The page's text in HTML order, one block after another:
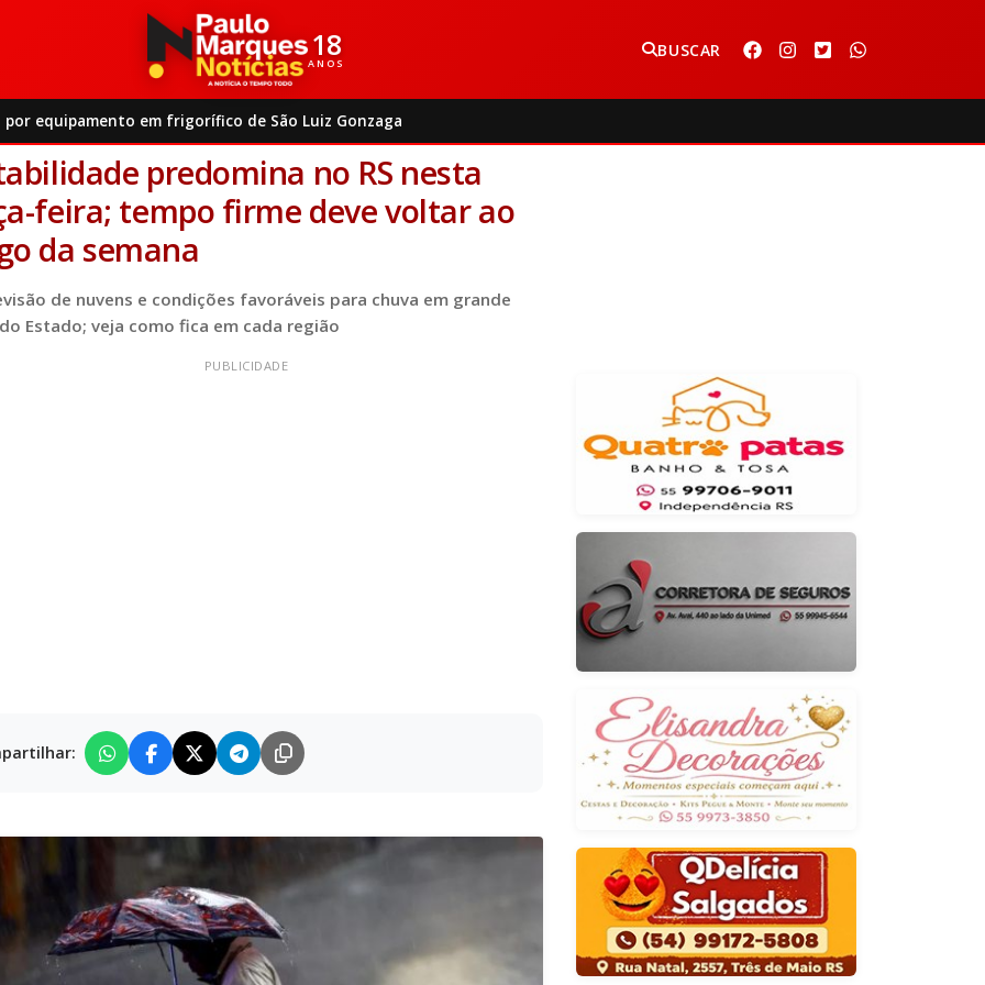
18
ANOS
BUSCAR
equipamento em frigorífico de São Luiz Gonzaga
Instabilidade predomina no RS nesta terça-feira; tempo fi...
2026| 05:21 |Clima 2 min de leitura
predomina no RS nesta
feira; tempo firme deve voltar ao
da semana
de nuvens e condições favoráveis para chuva em grande
Estado; veja como fica em cada região